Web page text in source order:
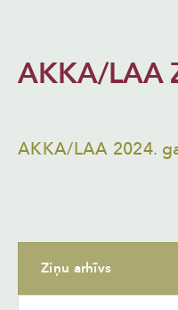
AKKA/LAA
AKKA/LAA 2024.
Ziņu arhīvs